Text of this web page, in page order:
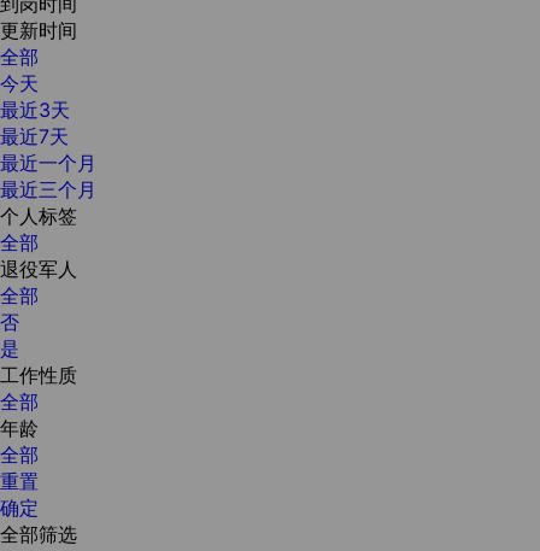
更新时间
全部
今天
最近3天
最近7天
最近一个月
最近三个月
个人标签
全部
退役军人
全部
否
是
工作性质
全部
年龄
全部
重置
确定
全部筛选